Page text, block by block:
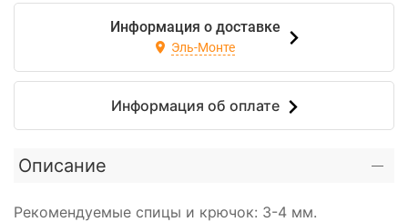
Информация о доставке
Эль-Монте
Информация об оплате
Описание
Рекомендуемые спицы и крючок: 3-4 мм.